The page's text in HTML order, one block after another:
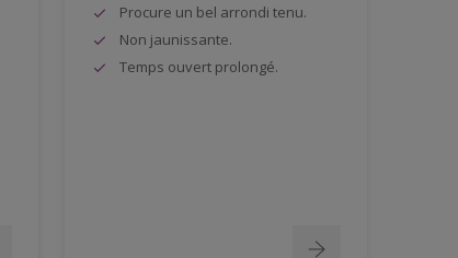
Procure un bel arrondi tenu.
Non jaunissante.
Temps ouvert prolongé.